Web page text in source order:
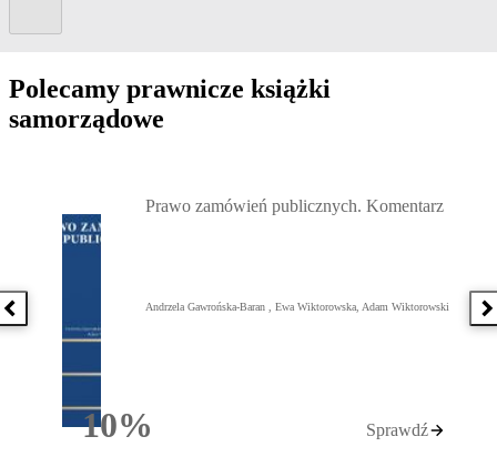
Polecamy prawnicze książki
samorządowe
Poprzednia książka
10%Rabatu
Prawo zamówień publicznych. Komentarz
Andrzela Gawrońska-Baran , Ewa Wiktorowska, Adam Wiktorowski
Sprawdź